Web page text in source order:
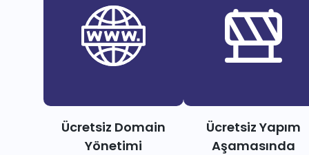
Ücretsiz Domain
Yönetimi
Ücretsiz Yapım
Aşamasında